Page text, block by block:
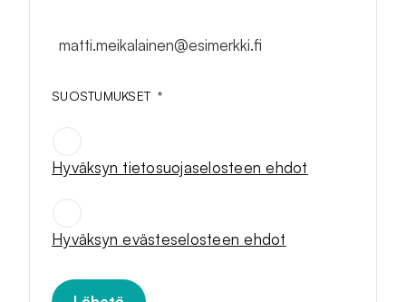
SUOSTUMUKSET *
Hyväksyn tietosuojaselosteen ehdot
SUOSTUMUKSET
Hyväksyn evästeselosteen ehdot